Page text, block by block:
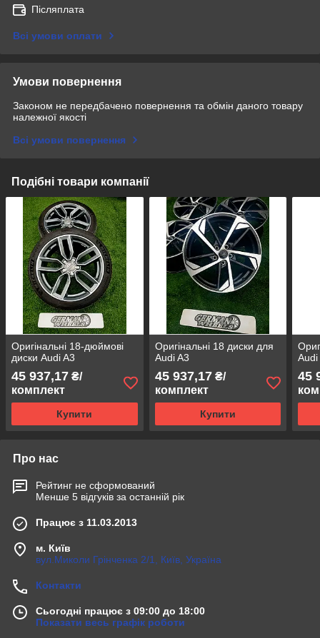
Післяплата
Всі умови оплати
Умови повернення
Законом не передбачено повернення та обмін даного товару
належної якості
Всі умови повернення
Подібні товари компанії
Оригінальні 18-дюймові
диски Audi A3
45 937,17 ₴/
комплект
Купити
Оригінальні 18 диски для
Audi A3
45 937,17₴/
комплект
Купити
45
Про нас
Рейтинг не сформований
Менше 5 відгуків за останній рік
Працює з 11.03.2013
м. Київ
вул.Миколи Грінченка 2/1, Київ, Україна
Контакти
Сьогодні працює з 09:00 до 18:00
Показати весь графік роботи